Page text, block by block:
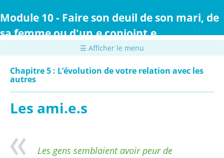
au
principal
Module 10 - Faire son deuil de son mari, de
sa femme ou d'un.e conjoint.e
☰ Afficher le menu
Chapitre 5 : L’évolution de votre relation avec les
autres
Les ami.e.s
Les gens semblaient avoir peur de